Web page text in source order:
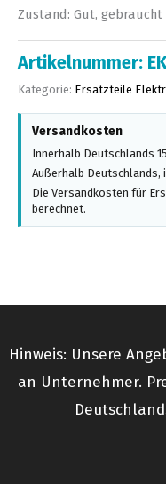
Zustand: Gut, gebraucht
Artikelnummer:
Kategorie: Ersatzteile
Versandkosten
Innerhalb Deutschlands
Außerhalb Deutschlands,
Die Versandkosten für
berechnet.
Hinweis: Unsere
an Unternehmer.